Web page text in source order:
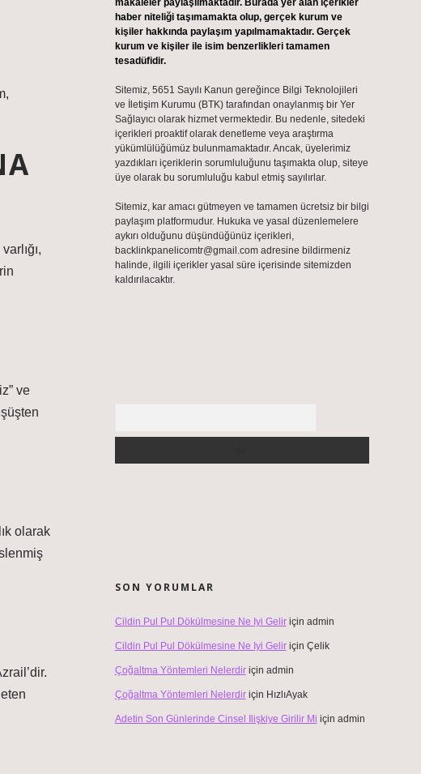
ve
olarak
makaleler paylaşılmaktadır. Burada yer alan içerikler
haber niteliği taşımamakta olup, gerçek kurum ve
kişiler hakkında paylaşım yapılmamaktadır. Gerçek
kurum ve kişiler ile isim benzerlikleri tamamen
tesadüfidir.
Sitemiz, 5651 Sayılı Kanun gereğince Bilgi Teknolojileri
ve İletişim Kurumu (BTK) tarafından onaylanmış bir Yer
Sağlayıcı olarak hizmet vermektedir. Bu nedenle, sitedeki
içerikleri proaktif olarak denetleme veya araştırma
yükümlülüğümüz bulunmamaktadır. Ancak, üyelerimiz
yazdıkları içeriklerin sorumluluğunu taşımakta olup, siteye
üye olarak bu sorumluluğu kabul etmiş sayılırlar.
Sitemiz, kar amacı gütmeyen ve tamamen ücretsiz bir bilgi
paylaşım platformudur. Hukuka ve yasal düzenlemelere
aykırı olduğunu düşündüğünüz içerikleri,
backlinkpanelicomtr@gmail.comadresine bildirmeniz
halinde, ilgili içerikler yasal süre içerisinde sitemizden
kaldırılacaktır.
SON YORUMLAR
Cildin Pul Pul Dökülmesine Ne Iyi Geliriçin admin
Cildin Pul Pul Dökülmesine Ne Iyi Geliriçin Çelik
Çoğaltma Yöntemleri Nelerdiriçin admin
Çoğaltma Yöntemleri Nelerdiriçin HızlıAyak
Adetin Son Günlerinde Cinsel Ilişkiye Girilir Mi için admin